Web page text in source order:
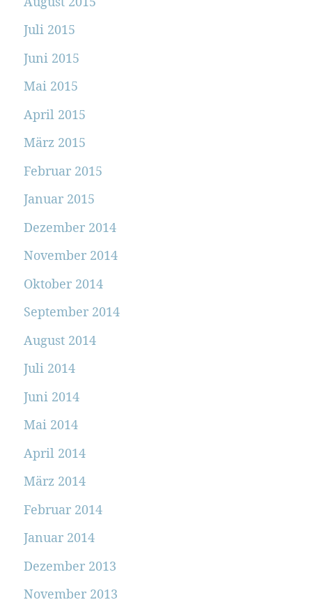
Juli 2015
Juni 2015
Mai 2015
April 2015
März 2015
Februar 2015
Januar 2015
Dezember 2014
November 2014
Oktober 2014
September 2014
August 2014
Juli 2014
Juni 2014
Mai 2014
April 2014
März 2014
Februar 2014
Januar 2014
Dezember 2013
November 2013